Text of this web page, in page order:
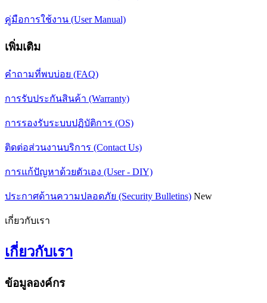
คู่มือการใช้งาน (User Manual)
เพิ่มเติม
คำถามที่พบบ่อย (FAQ)
การรับประกันสินค้า (Warranty)
การรองรับระบบปฏิบัติการ (OS)
ติดต่อส่วนงานบริการ (Contact Us)
การแก้ปัญหาด้วยตัวเอง (User - DIY)
ประกาศด้านความปลอดภัย (Security Bulletins) New
เกี่ยวกับเรา
เกี่ยวกับเรา
ข้อมูลองค์กร